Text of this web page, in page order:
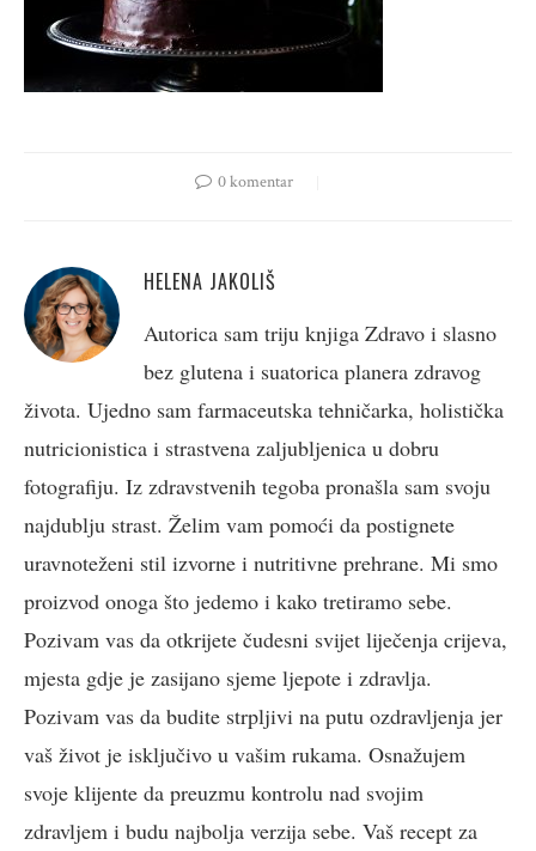
0 komentar
HELENA JAKOLIŠ
Autorica sam triju knjiga Zdravo i slasno
bez glutena i suatorica planera zdravog
života. Ujedno sam farmaceutska tehničarka, holistička
nutricionistica i strastvena zaljubljenica u dobru
fotografiju. Iz zdravstvenih tegoba pronašla sam svoju
najdublju strast. Želim vam pomoći da postignete
uravnoteženi stil izvorne i nutritivne prehrane. Mi smo
proizvod onoga što jedemo i kako tretiramo sebe.
Pozivam vas da otkrijete čudesni svijet liječenja crijeva,
mjesta gdje je zasijano sjeme ljepote i zdravlja.
Pozivam vas da budite strpljivi na putu ozdravljenja jer
vaš život je isključivo u vašim rukama. Osnažujem
svoje klijente da preuzmu kontrolu nad svojim
zdravljem i budu najbolja verzija sebe. Vaš recept za